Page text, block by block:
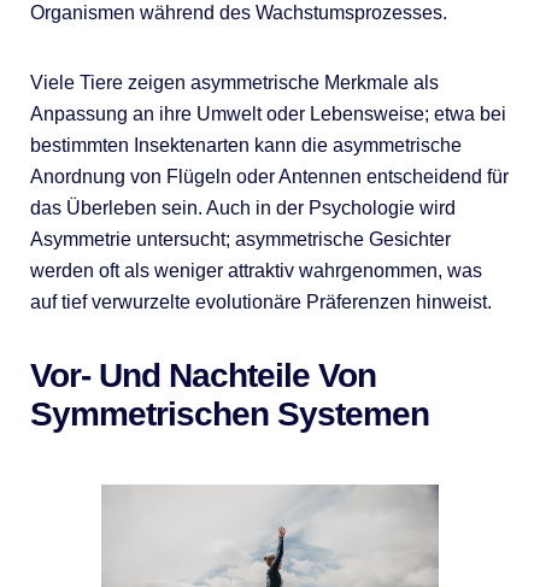
Organismen während des Wachstumsprozesses.
Viele Tiere zeigen asymmetrische Merkmale als
Anpassung an ihre Umwelt oder Lebensweise; etwa bei
bestimmten Insektenarten kann die asymmetrische
Anordnung von Flügeln oder Antennen entscheidend für
das Überleben sein. Auch in der Psychologie wird
Asymmetrie untersucht; asymmetrische Gesichter
werden oft als weniger attraktiv wahrgenommen, was
auf tief verwurzelte evolutionäre Präferenzen hinweist.
Vor- Und Nachteile Von
Symmetrischen Systemen